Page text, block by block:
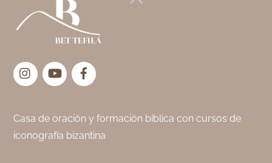
InstagramYouTube
Casa de oración y formación bíblica con cursos de
iconografía bizantina